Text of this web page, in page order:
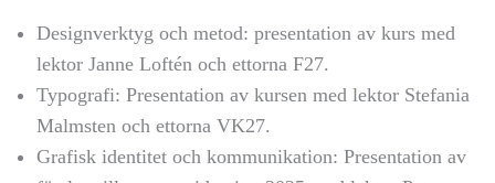
Designverktyg och metod: presentation av kurs med
lektor Janne Loftén och ettorna F27.
Typografi: Presentation av kursen med lektor Stefania
Malmsten och ettorna VK27.
Grafisk identitet och kommunikation: Presentation av